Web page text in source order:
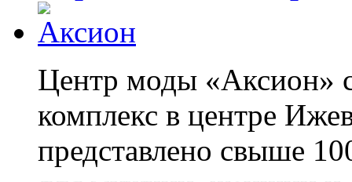
Центр моды «Аксион»
комплекс в центре
представлено свыше